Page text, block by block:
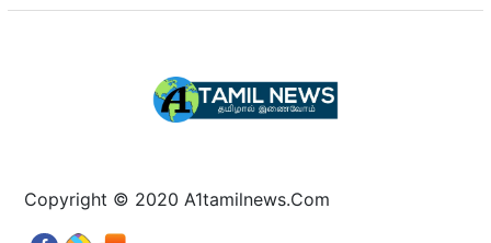
Copyright © 2020 A1tamilnews.Com